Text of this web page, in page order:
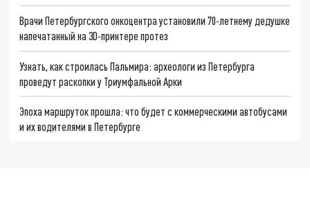
Врачи Петербургского онкоцентра установили 70-летнему дедушке
напечатанный на 3D-принтере протез
Узнать, как строилась Пальмира: археологи из Петербурга
проведут раскопки у Триумфальной Арки
Эпоха маршруток прошла: что будет с коммерческими автобусами
и их водителями в Петербурге